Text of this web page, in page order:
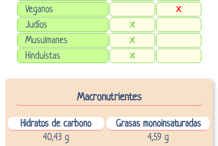
Veganos X
Judíos X
Musulmanes X
Hinduístas X
Macronutrientes
Hidratos de carbono
Grasas monoinsaturadas
40,43 g
4,59 g